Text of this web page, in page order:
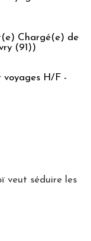
Chargé(e) de
(91))
voyages H/F -
veut séduire les